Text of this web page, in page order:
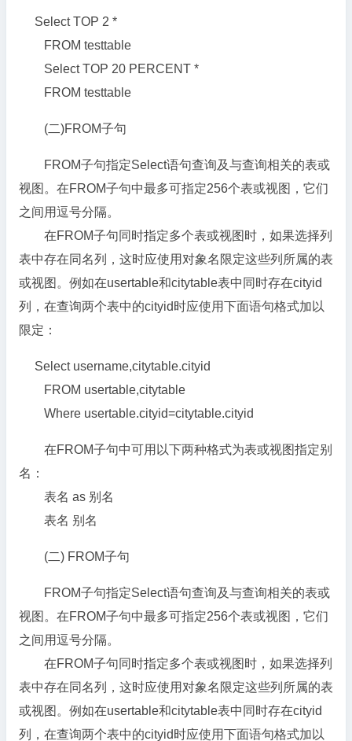
Select TOP 2 *
FROM testtable
Select TOP 20 PERCENT *
FROM testtable
(二)FROM子句
FROM子句指定Select语句查询及与查询相关的表或
视图。在FROM子句中最多可指定256个表或视图，它们
之间用逗号分隔。
在FROM子句同时指定多个表或视图时，如果选择列
表中存在同名列，这时应使用对象名限定这些列所属的表
或视图。例如在usertable和citytable表中同时存在cityid
列，在查询两个表中的cityid时应使用下面语句格式加以
限定：
Select username,citytable.cityid
FROM usertable,citytable
Where usertable.cityid=citytable.cityid
在FROM子句中可用以下两种格式为表或视图指定别
名：
表名 as 别名
表名 别名
(二) FROM子句
FROM子句指定Select语句查询及与查询相关的表或
视图。在FROM子句中最多可指定256个表或视图，它们
之间用逗号分隔。
在FROM子句同时指定多个表或视图时，如果选择列
表中存在同名列，这时应使用对象名限定这些列所属的表
或视图。例如在usertable和citytable表中同时存在cityid
列，在查询两个表中的cityid时应使用下面语句格式加以